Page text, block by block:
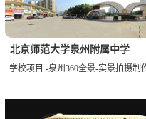
北京师范大学泉州附属中学
学校项目 -泉州360全景-实景拍摄制